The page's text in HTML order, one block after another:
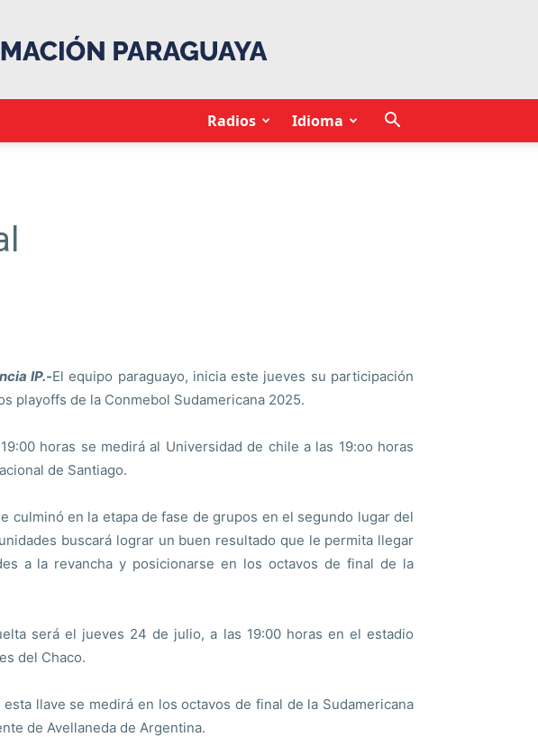
Idioma
Radios
IP.-El equipo paraguayo, inicia este jueves su participación
playoffs de la Conmebol Sudamericana 2025.
horas se medirá al Universidad de chile a las 19:oo horas
de Santiago.
culminó en la etapa de fase de grupos en el segundo lugar del
buscará lograr un buen resultado que le permita llegar
a la revancha y posicionarse en los octavos de final de la
será el jueves 24 de julio, a las 19:00 horas en el estadio
del Chaco.
llave se medirá en los octavos de final de la Sudamericana
de Avellaneda de Argentina.